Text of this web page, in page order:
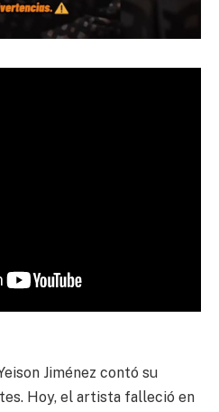
Jiménez contó su
Hoy, el artista falleció en